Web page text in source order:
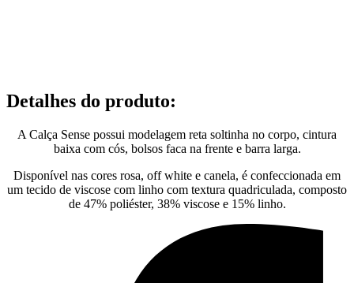
Detalhes do produto:
A Calça Sense possui modelagem reta soltinha no corpo, cintura
baixa com cós, bolsos faca na frente e barra larga.
Disponível nas cores rosa, off white e canela, é confeccionada em
um tecido de viscose com linho com textura quadriculada, composto
de 47% poliéster, 38% viscose e 15% linho.